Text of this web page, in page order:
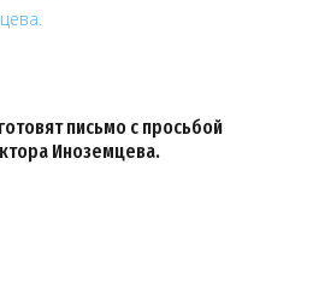
письмо с просьбой
Иноземцева.